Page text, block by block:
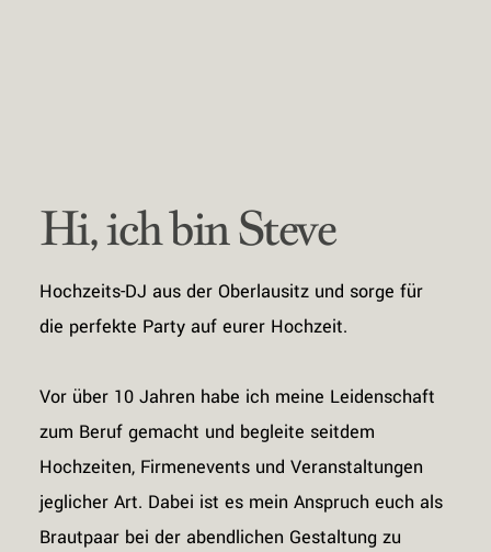
Hi, ich bin Steve
Hochzeits-DJ aus der Oberlausitz und sorge für
die perfekte Party auf eurer Hochzeit.
Vor über 10 Jahren habe ich meine Leidenschaft
zum Beruf gemacht und begleite seitdem
Hochzeiten, Firmenevents und Veranstaltungen
jeglicher Art. Dabei ist es mein Anspruch euch als
Brautpaar bei der abendlichen Gestaltung zu